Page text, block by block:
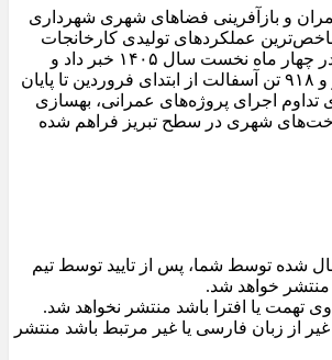
و بازآفرینی فضاهای شهری شهرداری
عملکردهای تولیدی کارخانجات
آسفالت این سازمان در چهار ماه نخست سال ۱۴۰۵ خبر داد و
گفت: با تولید ۹۵ هزار و ۹۱۸ تن آسفالت از ابتدای فروردین تا پایان
تداوم اجرای پروژه‌های عمرانی، بهسازی
شهری در سطح تبریز فراهم شده
شده توسط شما، پس از تایید توسط تیم
خواهد شد.
تهمت یا افترا باشد منتشر نخواهد شد.
غیر از زبان فارسی یا غیر مرتبط باشد منتشر